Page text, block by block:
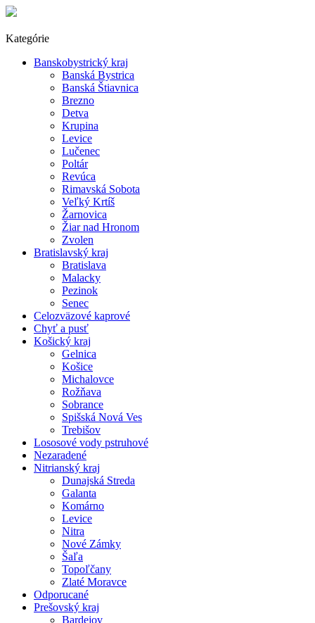
Kategórie
Banskobystrický kraj
Banská Bystrica
Banská Štiavnica
Brezno
Detva
Krupina
Levice
Lučenec
Poltár
Revúca
Rimavská Sobota
Veľký Krtíš
Žarnovica
Žiar nad Hronom
Zvolen
Bratislavský kraj
Bratislava
Malacky
Pezinok
Senec
Celozväzové kaprové
Chyť a pusť
Košický kraj
Gelnica
Košice
Michalovce
Rožňava
Sobrance
Spišská Nová Ves
Trebišov
Lososové vody pstruhové
Nezaradené
Nitrianský kraj
Dunajská Streda
Galanta
Komárno
Levice
Nitra
Nové Zámky
Šaľa
Topoľčany
Zlaté Moravce
Odporucané
Prešovský kraj
Bardejov